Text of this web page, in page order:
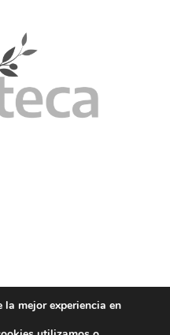
mejor experiencia en